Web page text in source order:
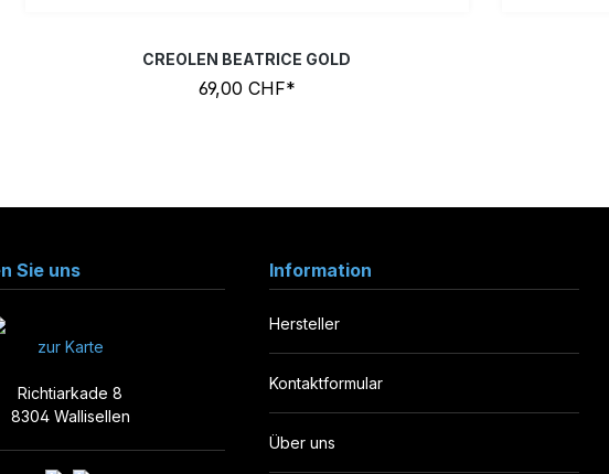
CREOLEN BEATRICE GOLD
69,00 CHF*
Sie uns
zur Karte
Richtiarkade 8
8304 Wallisellen
Information
Hersteller
Kontaktformular
Über uns